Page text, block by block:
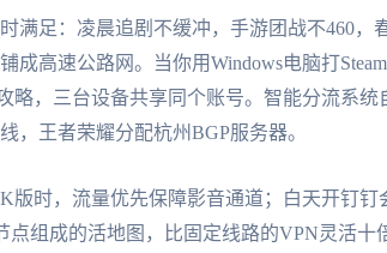
满足：凌晨追剧不缓冲，手游团战不460，
高速公路网。当你用Windows电脑打
略，三台设备共享同个账号。智能分流系
，王者荣耀分配杭州BGP服务器。
版时，流量优先保障影音通道；白天开钉
点组成的活地图，比固定线路的VPN灵活十